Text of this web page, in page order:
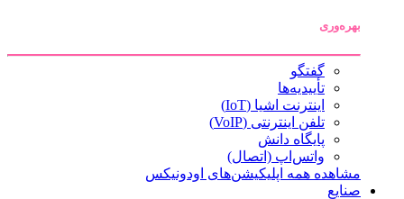
بهره‌وری
گفتگو
تأییدیه‌ها
اینترنت اشیا (IoT)
تلفن اینترنتی (VoIP)
پایگاه دانش
واتس‌اپ (اتصال)
مشاهده همه اپلیکیشن‌های اودونیکس
صنایع